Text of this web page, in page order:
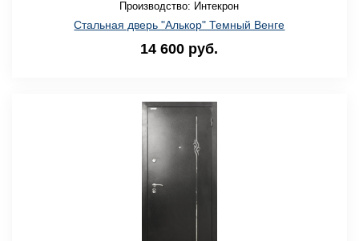
Производство: Интекрон
Стальная дверь "Алькор" Темный Венге
14 600 руб.